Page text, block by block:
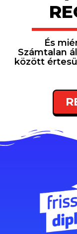
És
Számtalan
között